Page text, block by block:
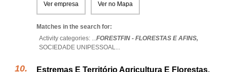
Ver empresa Ver no Mapa
Matches in the search for:
Activity categories: ...FORESTFIN - FLORESTAS E AFINS,
SOCIEDADE UNIPESSOAL...
Estremas E Território Agricultura E Florestas,